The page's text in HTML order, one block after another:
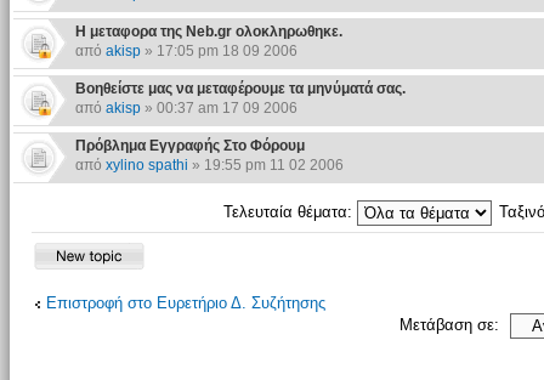
Η μεταφορα της Neb.gr ολοκληρωθηκε.
από akisp» 17:05 pm 18 09 2006
Βοηθείστε μας να μεταφέρουμε τα μηνύματά σας.
από akisp» 00:37 am 17 09 2006
Πρόβλημα Εγγραφής Στο Φόρουμ
από xylino spathi » 19:55 pm 11 02 2006
Τελευταία θέματα:
Επιστροφή στο Ευρετήριο Δ. Συζήτησης
Μετάβαση σε: